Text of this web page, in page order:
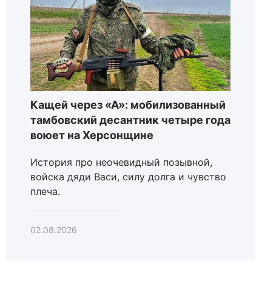
Кащей через «А»: мобилизованный
тамбовский десантник четыре года
воюет на Херсонщине
История про неочевидный позывной,
войска дяди Васи, силу долга и чувство
плеча.
02.08.2026